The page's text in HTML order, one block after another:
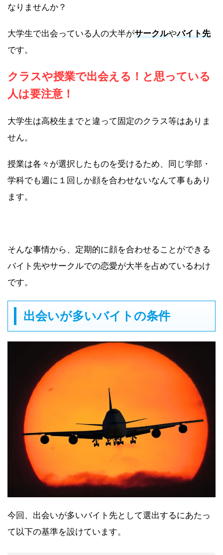
なりませんか？
大学生で出会っている人の大半がサークルやバイト先
です。
クラスや授業で出会える！と思っている
人は要注意！
大学生は高校生までと違って固定のクラス等はありま
せん。
授業は各々が選択したものを受けるため、同じ学部・
学科でも週に１回しか顔を合わせないなんて事もあり
ます。
そんな事情から、定期的に顔を合わせることができる
バイト先やサークルでの恋愛が大半を占めているわけ
です。
出会いが多いバイトの条件
今回、出会いが多いバイト先として選出するにあたっ
て以下の基準を設けています。